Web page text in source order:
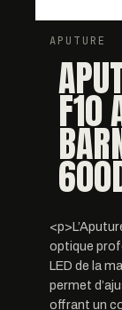
APUTURE
F10
optique
LED de la
permet
offrant un